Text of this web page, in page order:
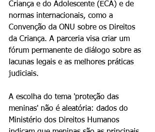
Criança e do Adolescente (ECA) e de
normas internacionais, como a
Convenção da ONU sobre os Direitos
da Criança. A parceria visa criar um
fórum permanente de diálogo sobre as
lacunas legais e as melhores práticas
judiciais.
A escolha do tema 'proteção das
meninas' não é aleatória: dados do
Ministério dos Direitos Humanos